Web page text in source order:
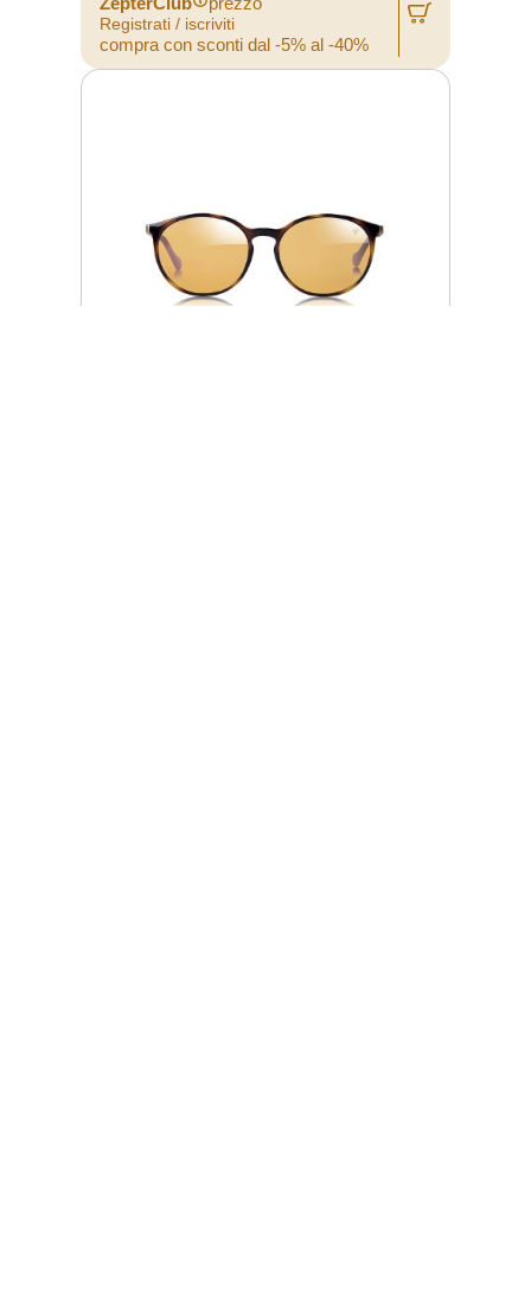
Registrati / iscriviti
compra con sconti dal -5% al -40%